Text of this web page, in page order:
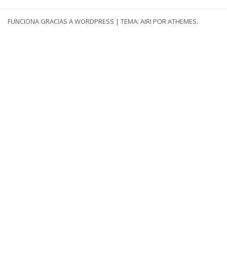
FUNCIONA GRACIAS A WORDPRESS | TEMA: AIRI POR ATHEMES.